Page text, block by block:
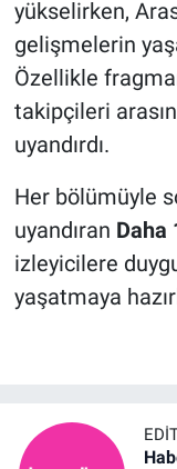
yükselirken,
gelişmelerin
Özellikle
takipçileri
uyandırdı.
Her bölümüyle
uyandıran Daha
izleyicilere
yaşatmaya